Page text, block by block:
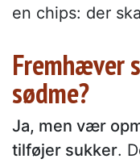
en chips: der
Fremhæver
sødme?
Ja, men vær
tilføjer sukker.